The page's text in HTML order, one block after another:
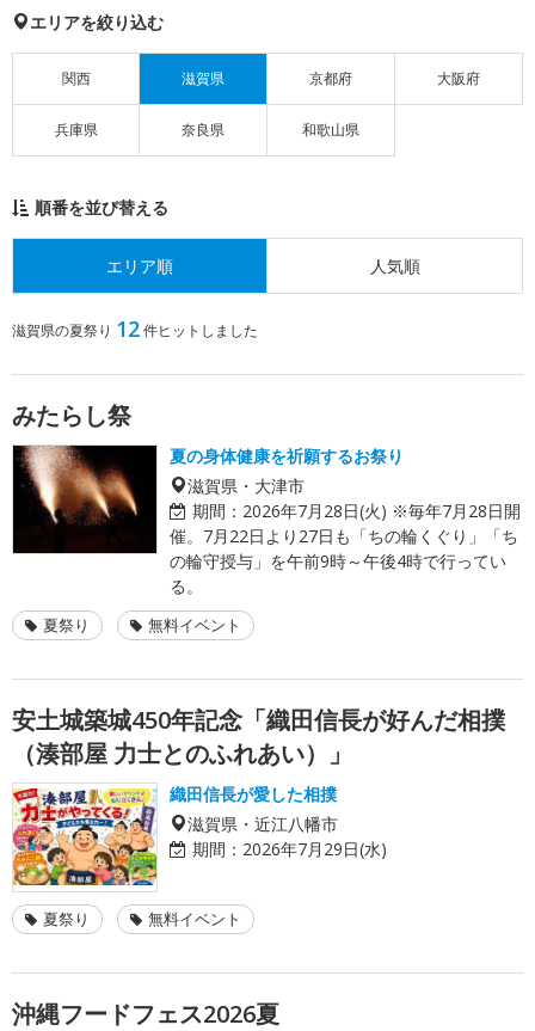
エリアを絞り込む
関西 滋賀県 京都府 大阪府
兵庫県 奈良県 和歌山県
順番を並び替える
エリア順 人気順
滋賀県の夏祭り 12件ヒットしました
みたらし祭
夏の身体健康を祈願するお祭り
滋賀県・大津市
期間： 2026年7月28日(火) ※毎年7月28日開
催。7月22日より27日も「ちの輪くぐり」「ち
の輪守授与」を午前9時～午後4時で行ってい
る。
夏祭り 無料イベント
安土城築城450年記念「織田信長が好んだ相撲
（湊部屋 力士とのふれあい）」
織田信長が愛した相撲
滋賀県・近江八幡市
期間： 2026年7月29日(水)
夏祭り 無料イベント
沖縄フードフェス2026夏